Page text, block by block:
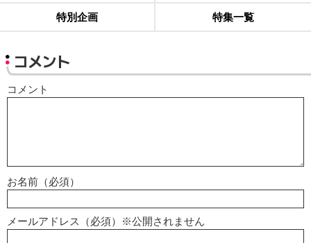
特別企画 特集一覧
コメント
コメント
お名前（必須）
メールアドレス（必須）※公開されません